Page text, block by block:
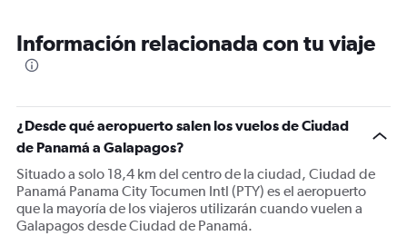
entre ellos 4 adultos mayores que necesitan compañía
nos ponen en asientos diferentes cuando ese vuelo iba
usuarios porque gracias a nosotros uds tienen empleo.
Ojalá mejoren estos servicios y no sean tan atracadores
con cobros excesivos en maletas. Como usuario estoy
decepcionado al igual que toda mi familia de viajar en
esta compañía. Ojalá estas cosas mejoren porque sino
nadie viajará con uds.
Información relacionada con tu viaje
¿Desde qué aeropuerto salen los vuelos de Ciudad
de Panamá a Galapagos?
Situado a solo 18,4 km del centro de la ciudad, Ciudad de
Panamá Panama City Tocumen Intl (PTY) es el aeropuerto
que la mayoría de los viajeros utilizarán cuando vuelen a
Galapagos desde Ciudad de Panamá.